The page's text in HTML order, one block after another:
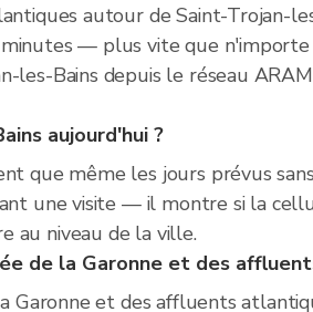
autour de Saint-Trojan-
— plus vite que
les-Bains depuis le réseau
aujourd'hui ?
que même les jours prévus
une visite — il montre si la
au niveau de la ville.
de la Garonne et des
Garonne et des affluents